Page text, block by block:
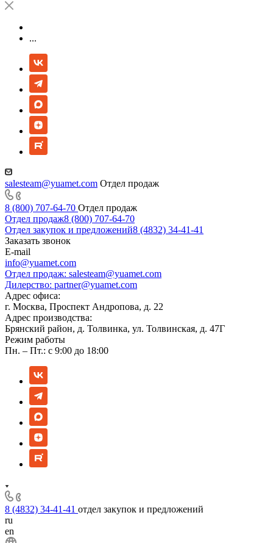
...
salesteam@yuamet.com Отдел продаж
8 (800) 707-64-70 Отдел продаж
Отдел продаж8 (800) 707-64-70
Отдел закупок и предложений8 (4832) 34-41-41
Заказать звонок
E-mail
info@yuamet.com
Отдел продаж: salesteam@yuamet.com
Дилерство: partner@yuamet.com
Адрес офиса:
г. Москва, Проспект Андропова, д. 22
Адрес производства:
Брянский район, д. Толвинка, ул. Толвинская, д. 47Г
Режим работы
Пн. – Пт.: с 9:00 до 18:00
8 (4832) 34-41-41 отдел закупок и предложений
ru
en